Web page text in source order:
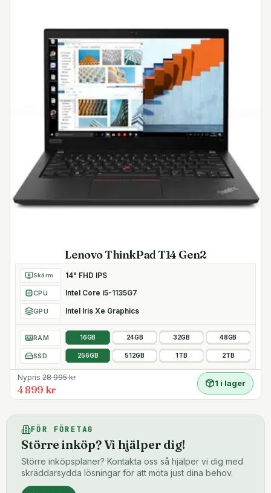
Lenovo ThinkPad T14 Gen2
Skärm 14" FHD IPS
CPU Intel Core i5-1135G7
GPU Intel Iris Xe Graphics
RAM 16GB 24GB 32GB 48GB
SSD 256GB 512GB 1TB 2TB
Nypris 28 995kr
4 899 kr
1 i lager
FÖR FÖRETAG
Större inköp? Vi hjälper dig!
Större inköpsplaner? Kontakta oss så hjälper vi dig med
skräddarsydda lösningar för att möta just dina behov.